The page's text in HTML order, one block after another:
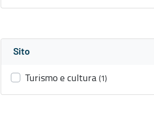
Sito
Turismo e cultura (1)